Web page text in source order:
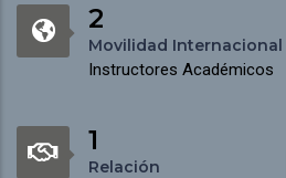
2
Movilidad Internacional
Instructores Académicos
1
Relación